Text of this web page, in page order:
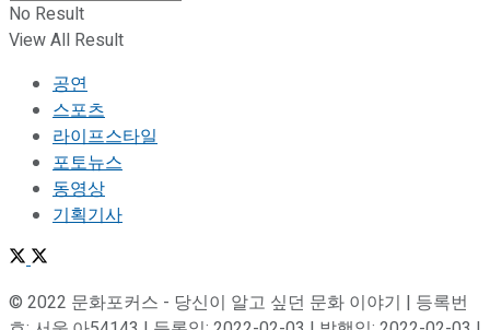
No Result
View All Result
공연
스포츠
라이프스타일
포토뉴스
동영상
기획기사
© 2022 문화포커스 - 당신이 알고 싶던 문화 이야기 | 등록번